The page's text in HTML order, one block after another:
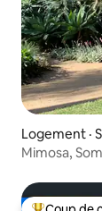
Logement ·
Mimosa,